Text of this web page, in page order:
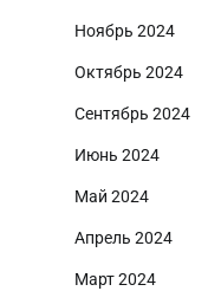
Ноябрь 2024
Октябрь 2024
Сентябрь 2024
Июнь 2024
Май 2024
Апрель 2024
Март 2024